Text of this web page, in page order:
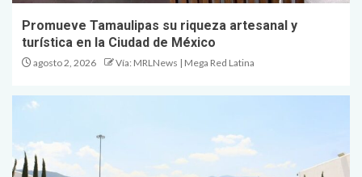
Promueve Tamaulipas su riqueza artesanal y
turística en la Ciudad de México
agosto 2, 2026 Vía: MRLNews | Mega Red Latina